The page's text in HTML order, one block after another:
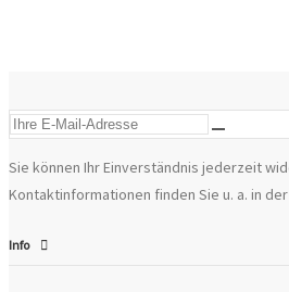
Sie können Ihr Einverständnis jederzeit
Kontaktinformationen finden Sie u. a. in
Info